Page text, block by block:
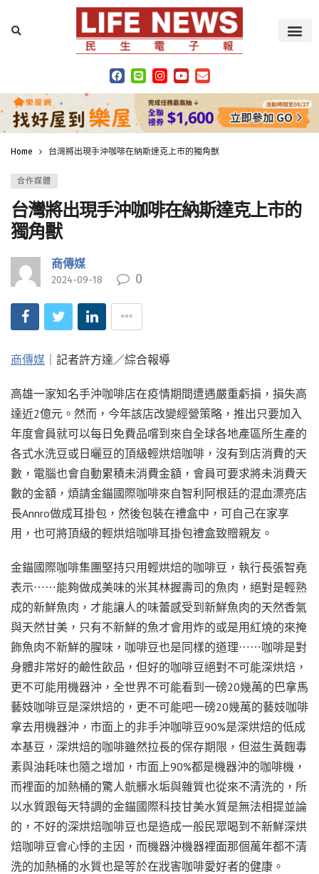
Home 台灣將出現手沖咖啡在納斯達克上市的獨角獸
合作媒體
台灣將出現手沖咖啡在納斯達克上市的
獨角獸
商傳媒
2024-09-18 0
商傳媒 ｜記者許方達／綜合報導
高雄一家知名手沖咖啡店在疫情期間遭遇嚴重虧損，損失高
達近2億元。然而，今年該店改變經營策略，推出只要加入
年度會員就可以每日免費品嚐到來自全球各地產區所生產的
各式水洗豆或日曬豆的頂級輕烘焙咖啡，沒有到店消費的天
數，電腦也會自動累積未消費金額，會員可要求將未消費天
數的金額，煩請金錨國際咖啡來自智利阿根廷的混血漂亮店
長Annro做成耳掛包，然後包裝在禮盒中，可自己在家享
用，也可將頂級的輕烘焙咖啡耳掛包禮盒致贈親友。
金錨國際咖啡集團堅持只用輕烘焙的咖啡豆，執行長張智堯
表示⋯⋯能夠做成美味的米其林握壽司的魚肉，絕對是輕熟
成的新鮮魚肉，才能讓人的味蕾感受到新鮮魚肉的天然香氣
與天然甘美，只有不新鮮的魚才會用炸的或是用紅燒的來掩
飾魚肉不新鮮的腥味，咖啡豆也是同樣的道理⋯⋯咖啡是對
身體非常好的鹼性飲品，但好的咖啡豆絕對不可能深烘焙，
更不可能用機器沖，全世界不可能看到一磅20幾萬的巴拿馬
藝妓咖啡豆是深烘焙的，更不可能吧一磅20幾萬的藝妓咖啡
拿去用機器沖，市面上的非手沖咖啡豆90%是深烘焙的低成
本基豆，深烘焙的咖啡雖然拉長的保存期限，但滋生黃麴毒
素與油耗味也隨之增加，市面上90%都是機器沖的咖啡機，
而裡面的加熱桶的驚人骯髒水垢與雜質也從來不清洗的，所
以水質跟每天特調的金錨國際科技甘美水質是無法相提並論
的，不好的深烘焙咖啡豆也是造成一般民眾喝到不新鮮深烘
焙咖啡豆會心悸的主因，而機器沖機器裡面那個萬年都不清
洗的加熱桶的水質也是等於在戕害咖啡愛好者的健康。